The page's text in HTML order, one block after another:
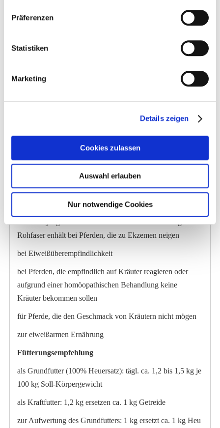
Präferenzen
Statistiken
Marketing
Details zeigen
Cookies zulassen
Auswahl erlauben
Nur notwendige Cookies
trocken oder eingeweicht zu füttern, in 5 min fertig
frei von Schimmelpilzen und Staub
spezielle eiweißarme Gräsermischung
Einsatzbereich:
für alle Pferde und Ponys (100% Heuersatz)
zur Aufwertung von Heu und Silage
im Frühjahr/Herbst als Zusatz zur Weidefütterung, wenn
Rohfaser enhält bei Pferden, die zu Ekzemen neigen
bei Eiweißüberempfindlichkeit
bei Pferden, die empfindlich auf Kräuter reagieren oder
aufgrund einer homöopathischen Behandlung keine
Kräuter bekommen sollen
für Pferde, die den Geschmack von Kräutern nicht mögen
zur eiweißarmen Ernährung
Fütterungsempfehlung
als Grundfutter (100% Heuersatz): tägl. ca. 1,2 bis 1,5 kg je
100 kg Soll-Körpergewicht
als Kraftfutter: 1,2 kg ersetzen ca. 1 kg Getreide
zur Aufwertung des Grundfutters: 1 kg ersetzt ca. 1 kg Heu